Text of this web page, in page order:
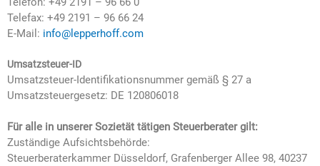
Telefax: +49 2191 – 96 66 24
E-Mail: info@lepperhoff.com
Umsatzsteuer-ID
Umsatzsteuer-Identifikationsnummer gemäß § 27 a
Umsatzsteuergesetz: DE 120806018
Für alle in unserer Sozietät tätigen Steuerberater gilt:
Zuständige Aufsichtsbehörde:
Steuerberaterkammer Düsseldorf, Grafenberger Allee 98, 40237